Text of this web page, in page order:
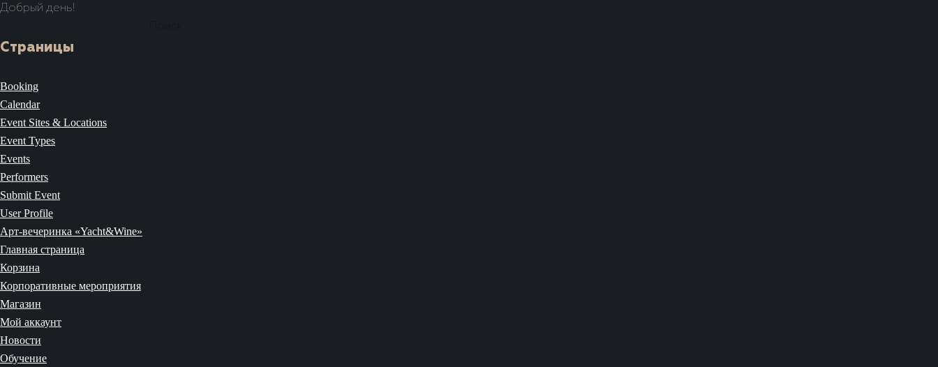
Добрый день!
Страницы
Booking
Calendar
Event Sites & Locations
Event Types
Events
Performers
Submit Event
User Profile
Арт-вечеринка «Yacht&Wine»
Главная страница
Корзина
Корпоративные мероприятия
Магазин
Мой аккаунт
Новости
Обучение